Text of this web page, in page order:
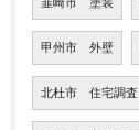
韮崎市 塗装
甲州市 外壁
北杜市 住宅調査